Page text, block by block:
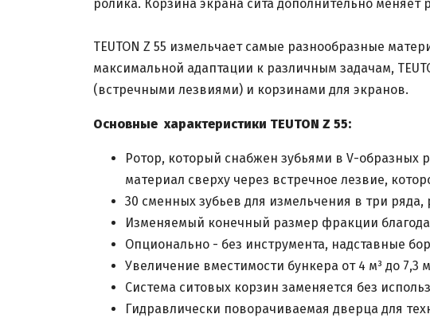
ролика. Корзина экрана сита дополнительно меняет
TEUTON Z 55 измельчает самые разнообразные
максимальной адаптации к различным задачам,
(встречными лезвиями) и корзинами для экранов.
Основные характеристики TEUTON Z 55:
Ротор, который снабжен зубьями в V-образных
материал сверху через встречное лезвие,
30 сменных зубьев для измельчения в три
Изменяемый конечный размер фракции
Опционально - без инструмента, надставные
Увеличение вместимости бункера от 4 м³ до 7,3
Система ситовых корзин заменяется без
Гидравлически поворачиваемая дверца для